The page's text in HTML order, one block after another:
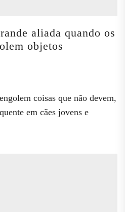
aliada quando os
objetos
coisas que não devem,
em cães jovens e